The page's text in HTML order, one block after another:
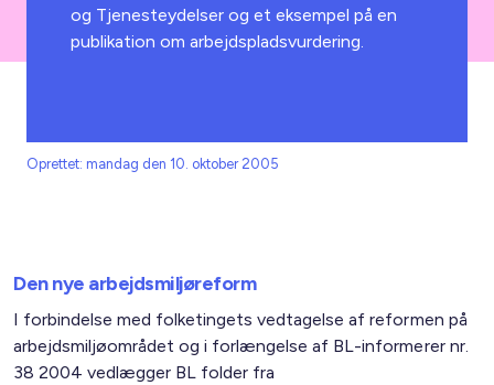
og Tjenesteydelser og et eksempel på en
publikation om arbejdspladsvurdering.
Oprettet: mandag den 10. oktober 2005
Den nye arbejdsmiljøreform
I forbindelse med folketingets vedtagelse af reformen på
arbejdsmiljøområdet og i forlængelse af BL-informerer nr.
38 2004 vedlægger BL folder fra